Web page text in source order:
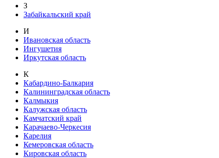
З
Забайкальский край
И
Ивановская область
Ингушетия
Иркутская область
К
Кабардино-Балкария
Калининградская область
Калмыкия
Калужская область
Камчатский край
Карачаево-Черкесия
Карелия
Кемеровская область
Кировская область